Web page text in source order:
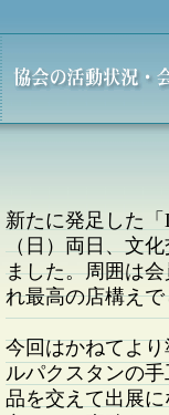
新たに発足した
（日）両日、文
ました。周囲は
れ最高の店構え
今回はかねてよ
ルパクスタンの
品を交えて出展